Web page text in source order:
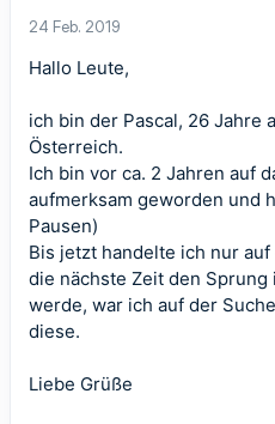
24 Feb. 2019
Hallo Leute,
ich bin der Pascal, 26 Jahre
Österreich.
Ich bin vor ca. 2 Jahren auf
aufmerksam geworden und
Pausen)
Bis jetzt handelte ich nur
die nächste Zeit den Sprung
werde, war ich auf der
diese.
Liebe Grüße